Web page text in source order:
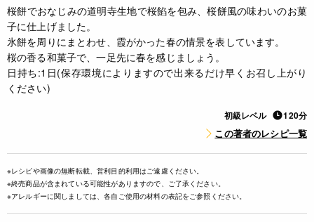
桜餅でおなじみの道明寺生地で桜餡を包み、桜餅風の味わいのお菓
子に仕上げました。
氷餅を周りにまとわせ、霞がかった春の情景を表しています。
桜の香る和菓子で、一足先に春を感じましょう。
日持ち:1日(保存環境によりますので出来るだけ早くお召し上がり
ください)
初級レベル 120分
この著者のレシピ一覧
※レシピや画像の無断転載、営利目的利用はご遠慮ください。
※終売商品が含まれている可能性がありますので、ご了承ください。
※アレルギーに関しましては、各自ご使用の材料の表記をご参照ください。